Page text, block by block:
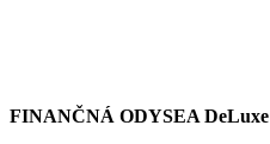
FINANČNÁ ODYSEA DeLuxe